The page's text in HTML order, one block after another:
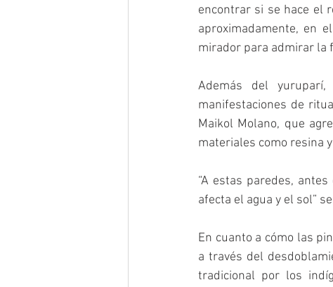
encontrar si se hace el
aproximadamente, en
mirador para admirar la
Además del
manifestaciones de
Maikol Molano, que
materiales como resina
“A estas paredes,
afecta el agua y el sol”
En cuanto a cómo las
a través del
tradicional por los